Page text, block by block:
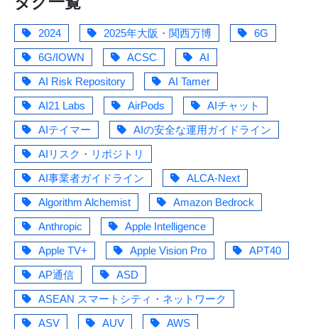
2024 2025年大阪・関西万博
6G
6G/IOWN
ACSC
AI
AI Risk Repository
AI Tamer
AI21 Labs
AirPods
AIチャット
AIテイマー
AIの安全な運用ガイドライン
AIリスク・リポジトリ
AI事業者ガイドライン
ALCA-Next
Algorithm Alchemist
Amazon Bedrock
Anthropic
Apple Intelligence
Apple TV+
Apple Vision Pro
APT40
AP通信
ASD
ASEAN スマートシティ・ネットワーク
ASV
AUV AWS